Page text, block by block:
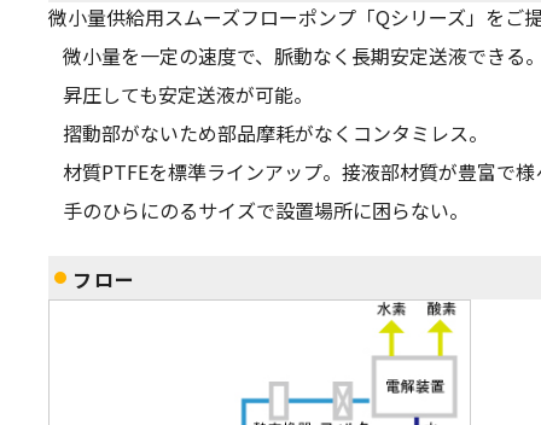
微小量供給用スムーズフローポンプ「Qシリーズ」をご
微小量を一定の速度で、脈動なく長期安定送液できる
昇圧しても安定送液が可能。
摺動部がないため部品摩耗がなくコンタミレス。
材質PTFEを標準ラインアップ。接液部材質が豊富で
手のひらにのるサイズで設置場所に困らない。
フロー